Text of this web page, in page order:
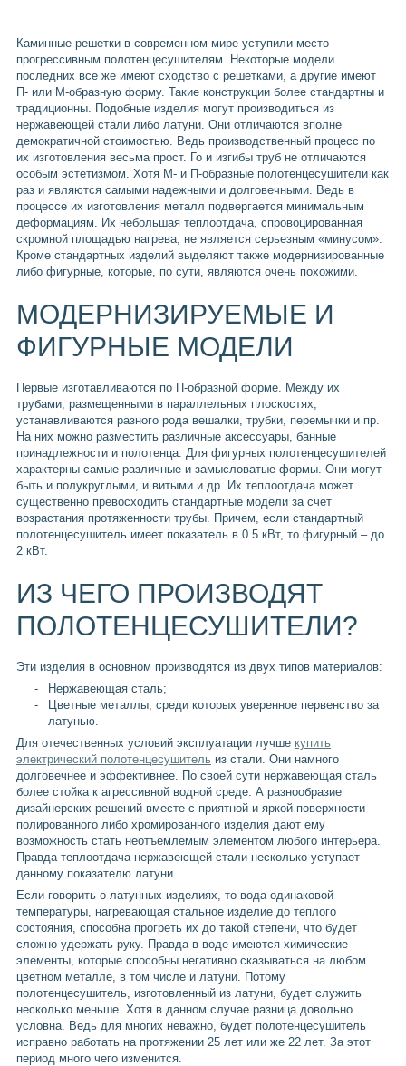
Каминные решетки в современном мире уступили место
прогрессивным полотенцесушителям. Некоторые модели
последних все же имеют сходство с решетками, а другие имеют
П- или М-образную форму. Такие конструкции более стандартны и
традиционны. Подобные изделия могут производиться из
нержавеющей стали либо латуни. Они отличаются вполне
демократичной стоимостью. Ведь производственный процесс по
их изготовления весьма прост. Го и изгибы труб не отличаются
особым эстетизмом. Хотя М- и П-образные полотенцесушители как
раз и являются самыми надежными и долговечными. Ведь в
процессе их изготовления металл подвергается минимальным
деформациям. Их небольшая теплоотдача, спровоцированная
скромной площадью нагрева, не является серьезным «минусом».
Кроме стандартных изделий выделяют также модернизированные
либо фигурные, которые, по сути, являются очень похожими.
МОДЕРНИЗИРУЕМЫЕ И
ФИГУРНЫЕ МОДЕЛИ
Первые изготавливаются по П-образной форме. Между их
трубами, размещенными в параллельных плоскостях,
устанавливаются разного рода вешалки, трубки, перемычки и пр.
На них можно разместить различные аксессуары, банные
принадлежности и полотенца. Для фигурных полотенцесушителей
характерны самые различные и замысловатые формы. Они могут
быть и полукруглыми, и витыми и др. Их теплоотдача может
существенно превосходить стандартные модели за счет
возрастания протяженности трубы. Причем, если стандартный
полотенцесушитель имеет показатель в 0.5 кВт, то фигурный – до
2 кВт.
ИЗ ЧЕГО ПРОИЗВОДЯТ
ПОЛОТЕНЦЕСУШИТЕЛИ?
Эти изделия в основном производятся из двух типов материалов:
Нержавеющая сталь;
Цветные металлы, среди которых уверенное первенство за
латунью.
Для отечественных условий эксплуатации лучше купить
электрический полотенцесушительиз стали. Они намного
долговечнее и эффективнее. По своей сути нержавеющая сталь
более стойка к агрессивной водной среде. А разнообразие
дизайнерских решений вместе с приятной и яркой поверхности
полированного либо хромированного изделия дают ему
возможность стать неотъемлемым элементом любого интерьера.
Правда теплоотдача нержавеющей стали несколько уступает
данному показателю латуни.
Если говорить о латунных изделиях, то вода одинаковой
температуры, нагревающая стальное изделие до теплого
состояния, способна прогреть их до такой степени, что будет
сложно удержать руку. Правда в воде имеются химические
элементы, которые способны негативно сказываться на любом
цветном металле, в том числе и латуни. Потому
полотенцесушитель, изготовленный из латуни, будет служить
несколько меньше. Хотя в данном случае разница довольно
условна. Ведь для многих неважно, будет полотенцесушитель
исправно работать на протяжении 25 лет или же 22 лет. За этот
период много чего изменится.